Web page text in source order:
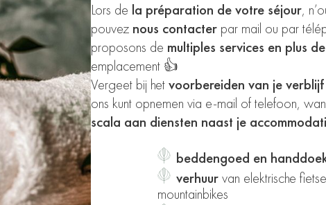
Lors de la préparation de votre séjour,
pouvez nous contacter par mail ou par
proposons de multiples services en plus
emplacement 👍
Vergeet bij hetvoorbereiden van je verblijf
ons kunt opnemen via e-mail of telefoon,
scala aan diensten naast je
beddengoed en
verhuurvan elektrische
mountainbikes